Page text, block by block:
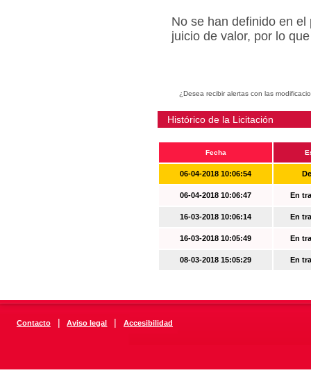
No se han definido en
juicio de valor, por lo
¿Desea recibir alertas con las
Histórico de la Licitación
Fecha
06-04-2018 10:06:54
06-04-2018 10:06:47 En
16-03-2018 10:06:14 En
16-03-2018 10:05:49 En
08-03-2018 15:05:29 En
Contacto | Aviso legal | Accesibilidad